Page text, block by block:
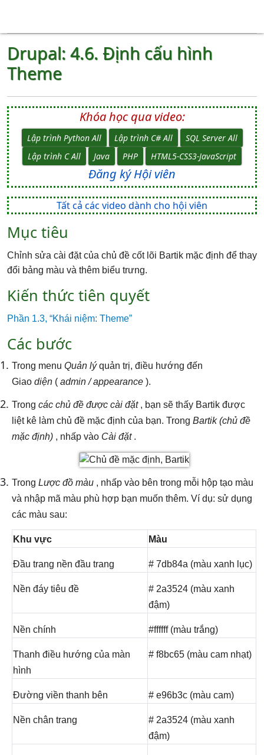
Drupal: 4.6. Định cấu hình
Theme
Khóa học qua video:
Lập trình Python All Lập trình C# All
SQL Server All
Lập trình C All
Java PHP HTML5-CSS3-JavaScript
Đăng ký Hội viên
Tất cả các video dành cho hội viên
Mục tiêu
Chỉnh sửa cài đặt của chủ đề cốt lõi Bartik mặc định để thay
đổi bảng màu và thêm biểu trưng.
Kiến thức tiên quyết
Phần 1.3, “Khái niệm: Theme”
Các bước
Trong menuQuản lýquản trị, điều hướng đến
Giaodiện (admin / appearance ).
Trongcác chủ đề được cài đặt, bạn sẽ thấy Bartik được
liệt kê làm chủ đề mặc định của bạn. TrongBartik (chủ đề
mặc định) , nhấp vào Cài đặt.
TrongLược đồ màu , nhấp vào bên trong mỗi hộp tạo màu
và nhập mã màu phù hợp bạn muốn thêm. Ví dụ: sử dụng
các màu sau:
Khu vực Màu
Đầu trang nền đầu trang # 7db84a (màu xanh lục)
Nền đáy tiêu đề
# 2a3524 (màu xanh
đậm)
Nền chính #ffffff (màu trắng)
Thanh điều hướng của màn
hình
# f8bc65 (màu cam nhạt)
Đường viền thanh bên # e96b3c (màu cam)
Nền chân trang
# 2a3524 (màu xanh
đậm)